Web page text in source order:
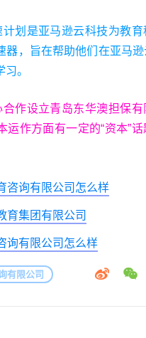
划是亚马逊云科技为教
器，旨在帮助他们在亚马
。
作设立青岛东华澳担保有
运作方面有一定的“资本”
咨询有限公司怎么样
育集团有限公司
询有限公司怎么样
有限公司